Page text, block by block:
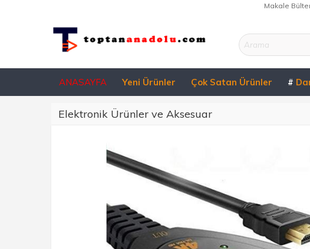
Makale
ANASAYFA Yeni Ürünler Çok Satan Ürünler #
Elektronik Ürünler ve Aksesuar